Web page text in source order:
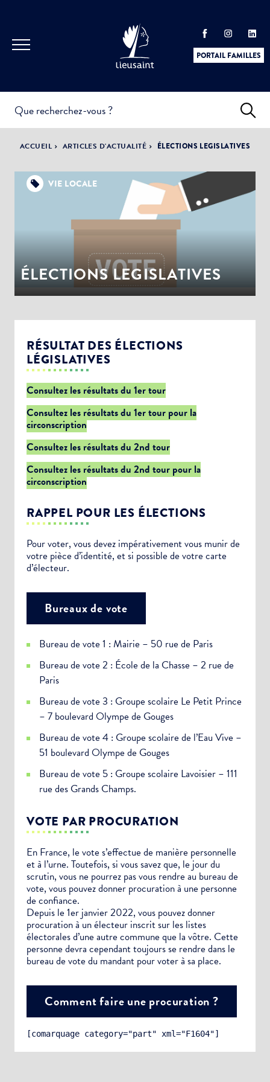
PORTAIL FAMILLES
PRATIQUES &
DÉMARCHES
ACTUALITÉS &
ÉVÈNEMENTS
LA VILLE
DÉMOCRATIE
PARTICIPATIVE
ACCUEIL ARTICLES D'ACTUALITÉ ÉLECTIONS LEGISLATIVES
VIE LOCALE
ÉLECTIONS LEGISLATIVES
RÉSULTAT DES ÉLECTIONS
LÉGISLATIVES
Consultez les résultats du 1er tour
Consultez les résultats du 1er tour pour la
circonscription
Consultez les résultats du 2nd tour
Consultez les résultats du 2nd tour pour la
circonscription
RAPPEL POUR LES ÉLECTIONS
Pour voter, vous devez impérativement vous munir de
votre pièce d’identité, et si possible de votre carte
d’électeur.
Bureaux de vote
Bureau de vote 1 : Mairie – 50 rue de Paris
Bureau de vote 2 : École de la Chasse – 2 rue de
Paris
Bureau de vote 3 : Groupe scolaire Le Petit Prince
– 7 boulevard Olympe de Gouges
Bureau de vote 4 : Groupe scolaire de l’Eau Vive –
51 boulevard Olympe de Gouges
Bureau de vote 5 : Groupe scolaire Lavoisier – 111
rue des Grands Champs.
VOTE PAR PROCURATION
En France, le vote s’effectue de manière personnelle
et à l’urne. Toutefois, si vous savez que, le jour du
scrutin, vous ne pourrez pas vous rendre au bureau de
vote, vous pouvez donner procuration à une personne
de confiance.
Depuis le 1er janvier 2022, vous pouvez donner
procuration à un électeur inscrit sur les listes
électorales d’une autre commune que la vôtre. Cette
personne devra cependant toujours se rendre dans le
bureau de vote du mandant pour voter à sa place.
Comment faire une procuration ?
[comarquage category="part" xml="F1604"]